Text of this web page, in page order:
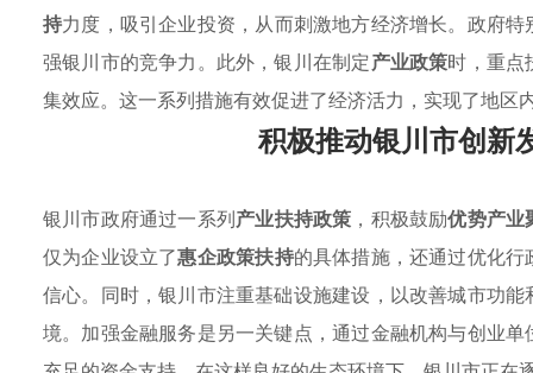
持力度，吸引企业投资，从而刺激地方经济增长。政府
强银川市的竞争力。此外，银川在制定产业政策时，重点
集效应。这一系列措施有效促进了经济活力，实现了地区
积极推动银川市创新
银川市政府通过一系列产业扶持政策 ，积极鼓励优势产业
仅为企业设立了惠企政策扶持的具体措施，还通过优化
信心。同时，银川市注重基础设施建设，以改善城市功
境。加强金融服务是另一关键点，通过金融机构与创业